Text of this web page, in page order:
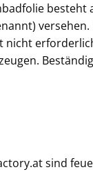
besteht
nicht
sind